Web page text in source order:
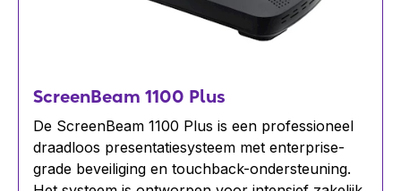
ScreenBeam 1100 Plus
De ScreenBeam 1100 Plus is een professioneel
draadloos presentatiesysteem met enterprise-
grade beveiliging en touchback-ondersteuning.